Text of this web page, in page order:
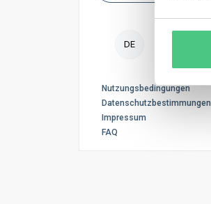
DE
Nutzungsbedingungen
Datenschutzbestimmungen
Impressum
FAQ